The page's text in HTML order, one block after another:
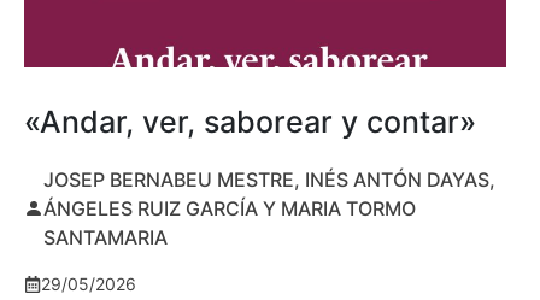
«Andar, ver, saborear y contar»
JOSEP BERNABEU MESTRE, INÉS ANTÓN DAYAS,
ÁNGELES RUIZ GARCÍA Y MARIA TORMO
SANTAMARIA
29/05/2026